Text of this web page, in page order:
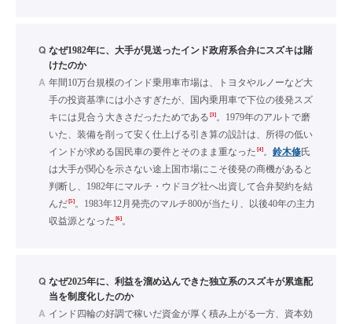
Q なぜ1982年に、大手が見送ったインド政府系合弁にスズキは賭
けたのか
A 年間10万台規模のインド乗用車市場は、トヨタやルノーなど大
手の投資基準には小さすぎたが、国内乗用車で下位の後発スズ
キには見合う大きさだったためである [3]。1979年のアルトで磨
いた、装備を削って安く仕上げる引き算の設計は、所得の低い
インドが求める国民車の要件とそのまま重なった [4]。 鈴木修氏
は大手が関心を示さない途上国市場にこそ後発の商機があると
判断し、1982年にマルチ・ウドヨグ社へ出資して合弁契約を結
んだ[5]。1983年12月発売のマルチ800が当たり、以後40年の主力
収益源となった [6]。
Q なぜ2025年に、利益を溜め込んできた独立系のスズキが累進配
当を制度化したのか
A インド四輪の好調で稼いだ資金が厚く積み上がる一方、資本効